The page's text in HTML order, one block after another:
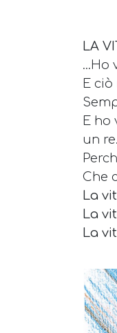
LA
...Ho
E
E ho
un re.
Che
La
La
La